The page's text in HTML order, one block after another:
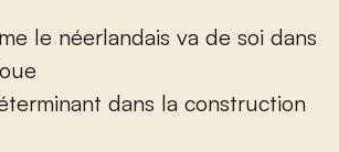
le néerlandais va de soi dans
dans la construction